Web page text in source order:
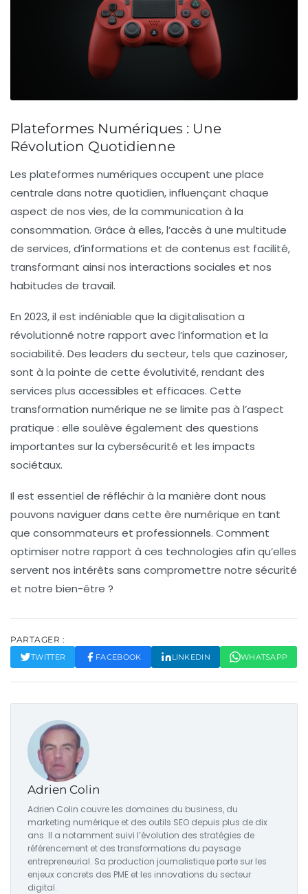
Plateformes Numériques : Une
Révolution Quotidienne
Les plateformes numériques occupent une place
centrale dans notre quotidien, influençant chaque
aspect de nos vies, de la communication à la
consommation. Grâce à elles, l’accès à une multitude
de services, d’informations et de contenus est facilité,
transformant ainsi nos interactions sociales et nos
habitudes de travail.
En 2023, il est indéniable que la digitalisation a
révolutionné notre rapport avec l’information et la
sociabilité. Des leaders du secteur, tels que cazinoser,
sont à la pointe de cette évolutivité, rendant des
services plus accessibles et efficaces. Cette
transformation numérique ne se limite pas à l’aspect
pratique : elle soulève également des questions
importantes sur la cybersécurité et les impacts
sociétaux.
Il est essentiel de réfléchir à la manière dont nous
pouvons naviguer dans cette ère numérique en tant
que consommateurs et professionnels. Comment
optimiser notre rapport à ces technologies afin qu’elles
servent nos intérêts sans compromettre notre sécurité
et notre bien-être ?
PARTAGER :
TWITTER FACEBOOK LINKEDIN WHATSAPP
Adrien Colin
Adrien Colin couvre les domaines du business, du
marketing numérique et des outils SEO depuis plus de dix
ans. Il a notamment suivi l’évolution des stratégies de
référencement et des transformations du paysage
entrepreneurial. Sa production journalistique porte sur les
enjeux concrets des PME et les innovations du secteur
digital.